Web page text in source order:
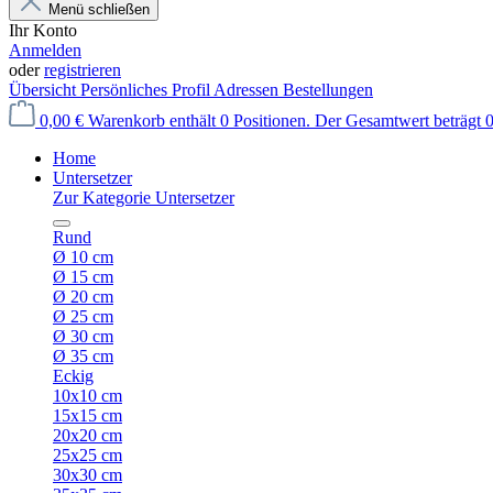
Menü schließen
Ihr Konto
Anmelden
oderregistrieren
Übersicht Persönliches Profil Adressen Bestellungen
0,00 € Warenkorb enthält 0 Positionen. Der Gesamtwert beträgt
Home
Untersetzer
Zur Kategorie Untersetzer
Rund
Ø 10 cm
Ø 15 cm
Ø 20 cm
Ø 25 cm
Ø 30 cm
Ø 35 cm
Eckig
10x10 cm
15x15 cm
20x20 cm
25x25 cm
30x30 cm